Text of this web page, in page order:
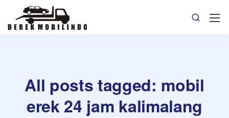
All posts tagged: mobil
erek 24 jam kalimalang